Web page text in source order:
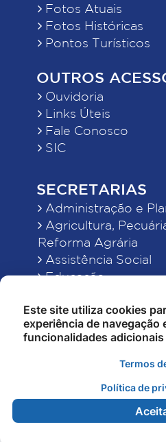
Fotos Atuais
Fotos Históricas
Pontos Turísticos
OUTROS
Ouvidoria
Links Úteis
Fale Conosco
SIC
SECRETARIAS
Administração e
Agricultura,
Reforma Agrária
Assistência Social
Educação
Finanças
Indústria, Comércio,
Tecnologia
Obras Públicas,
Saúde
Este site utiliza cookies
experiência de navegação
funcionalidades adicionais
Termos
Política de